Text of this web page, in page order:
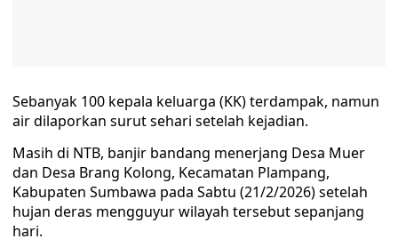
Sebanyak 100 kepala keluarga (KK) terdampak, namun
air dilaporkan surut sehari setelah kejadian.
Masih di NTB, banjir bandang menerjang Desa Muer
dan Desa Brang Kolong, Kecamatan Plampang,
Kabupaten Sumbawa pada Sabtu (21/2/2026) setelah
hujan deras mengguyur wilayah tersebut sepanjang
hari.